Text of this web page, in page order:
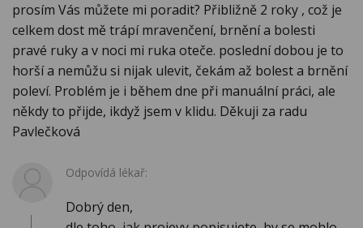
prosím Vás můžete mi poradit? Přibližně 2 roky , což je
celkem dost mě trápí mravenčení, brnění a bolesti
pravé ruky a v noci mi ruka oteče. poslední dobou je to
horší a nemůžu si nijak ulevit, čekám až bolest a brnění
poleví. Problém je i během dne při manuální práci, ale
někdy to přijde, ikdyž jsem v klidu. Děkuji za radu
Pavlečková
Odpovídá lékař:
Dobrý den,